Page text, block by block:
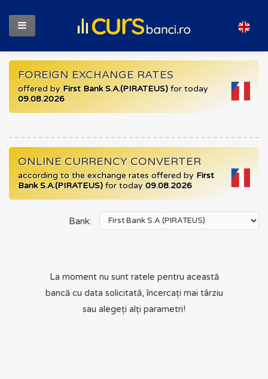
FOREIGN EXCHANGE RATES
offered by First Bank S.A.(PIRATEUS)for today
09.08.2026
ONLINE CURRENCY CONVERTER
according to the exchange rates offered by First
Bank S.A.(PIRATEUS)for today 09.08.2026
Bank:
La moment nu sunt ratele pentru această
bancă cu data solicitată, încercați mai târziu
sau alegeți alți parametri!